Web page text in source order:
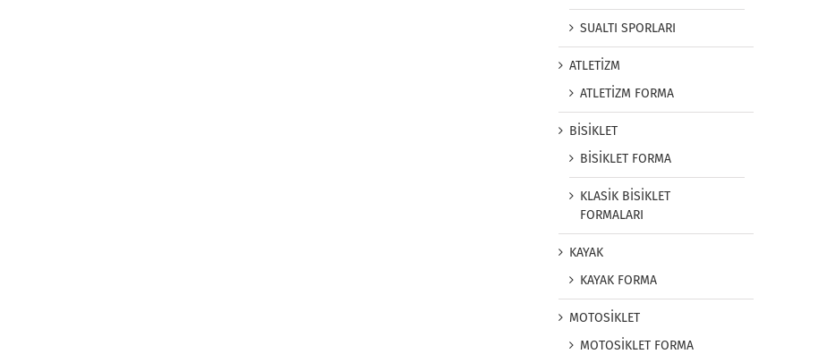
SUALTI SPORLARI
ATLETİZM
ATLETİZM FORMA
BİSİKLET
BİSİKLET FORMA
KLASİK BİSİKLET
FORMALARI
KAYAK
KAYAK FORMA
MOTOSİKLET
MOTOSİKLET FORMA